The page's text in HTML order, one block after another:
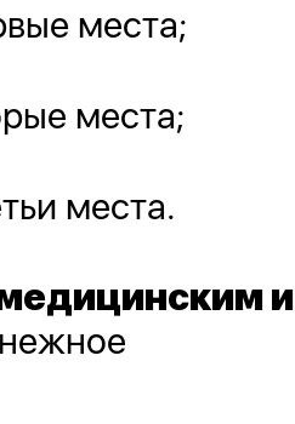
места;
места;
места.
и